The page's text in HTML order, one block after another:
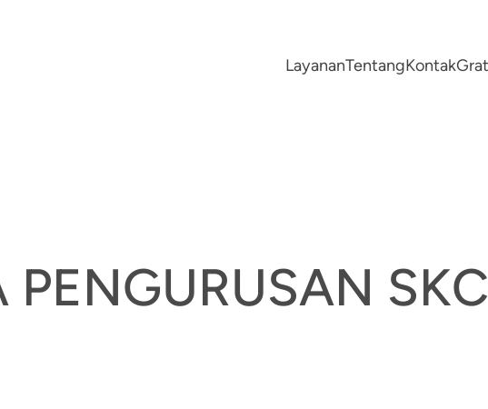
LayananTentangKontak
PENGURUSAN